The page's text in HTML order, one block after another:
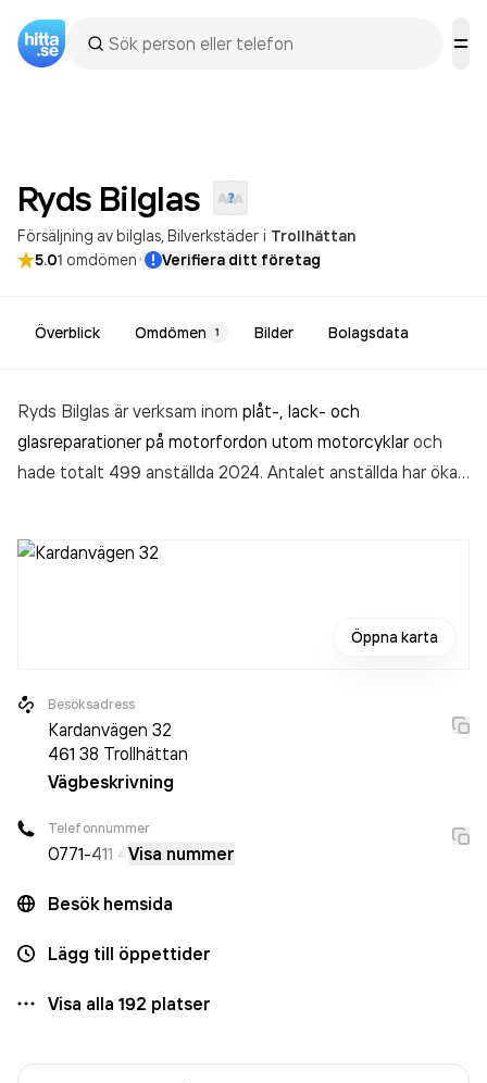
Ryds Bilglas
Försäljning av bilglas Bilverkstäder i Trollhättan
5.01 omdömen· Verifiera ditt företag
Överblick Omdömen 1 Bilder Bolagsdata
Ryds Bilglas är verksam inom plåt-, lack- och
glasreparationer på motorfordon utom motorcyklaroch
hade totalt 499 anställda 2024. Antalet anställda har ökat
aktivt sedan 1997. Ryds Bilglas
Öppna karta
Besöksadress
Kardanvägen 32
461 38 Trollhättan
Vägbeskrivning
Telefonnummer
0771-411 4 Visa nummer
Besök hemsida
Lägg till öppettider
Visa alla 192 platser